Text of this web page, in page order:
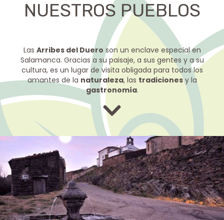
NUESTROS PUEBLOS
Las Arribes del Duero son un enclave especial en
Salamanca. Gracias a su paisaje, a sus gentes y a su
cultura, es un lugar de visita obligada para todos los
amantes de la naturaleza, las tradicionesy la
gastronomía.